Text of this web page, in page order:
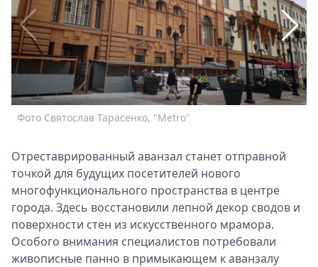
Спецпроекты
Звезды
Выборы
2026
Скачай
Metro
Фото Святослав Тарасенко, "Metro"
Отреставрированный аванзал станет отправной
точкой для будущих посетителей нового
многофункционального пространства в центре
города. Здесь восстановили лепной декор сводов и
поверхности стен из искусственного мрамора.
Особого внимания специалистов потребовали
живописные панно в примыкающем к аванзалу